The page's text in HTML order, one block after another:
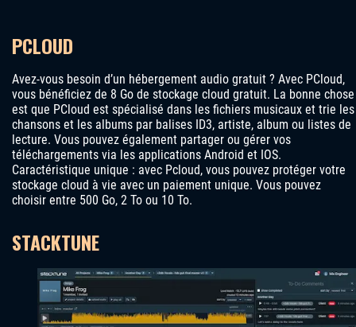
PCLOUD
Avez-vous besoin d’un hébergement audio gratuit ? Avec PCloud,
vous bénéficiez de 8 Go de stockage cloud gratuit. La bonne chose
est que PCloud est spécialisé dans les fichiers musicaux et trie les
chansons et les albums par balises ID3, artiste, album ou listes de
lecture. Vous pouvez également partager ou gérer vos
téléchargements via les applications Android et IOS.
Caractéristique unique : avec Pcloud, vous pouvez protéger votre
stockage cloud à vie avec un paiement unique. Vous pouvez
choisir entre 500 Go, 2 To ou 10 To.
STACKTUNE